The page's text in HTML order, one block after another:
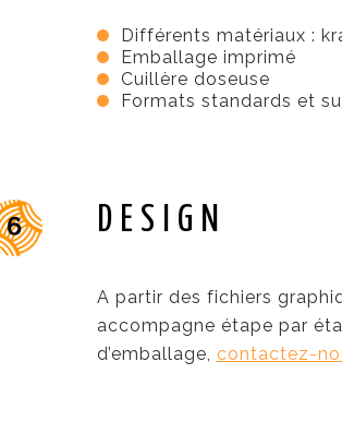
Différents matériaux :
Emballage imprimé
Cuillère doseuse
Formats standards et
DESIGN
A partir des fichiers
accompagne étape par
d’emballage, contactez-